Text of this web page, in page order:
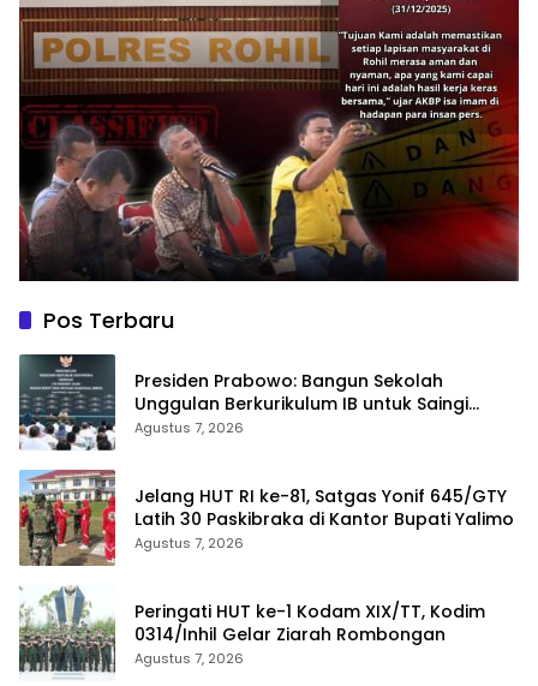
Pos Terbaru
Presiden Prabowo: Bangun Sekolah
Unggulan Berkurikulum IB untuk Saingi
Dunia
Agustus 7, 2026
Jelang HUT RI ke-81, Satgas Yonif 645/GTY
Latih 30 Paskibraka di Kantor Bupati Yalimo
Agustus 7, 2026
Peringati HUT ke-1 Kodam XIX/TT, Kodim
0314/Inhil Gelar Ziarah Rombongan
Agustus 7, 2026